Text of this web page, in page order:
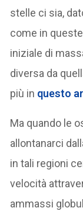
stelle ci sia,
come in
iniziale di
diversa da
più in questo
Ma quando le
allontanarci
in tali regioni
velocità
ammassi